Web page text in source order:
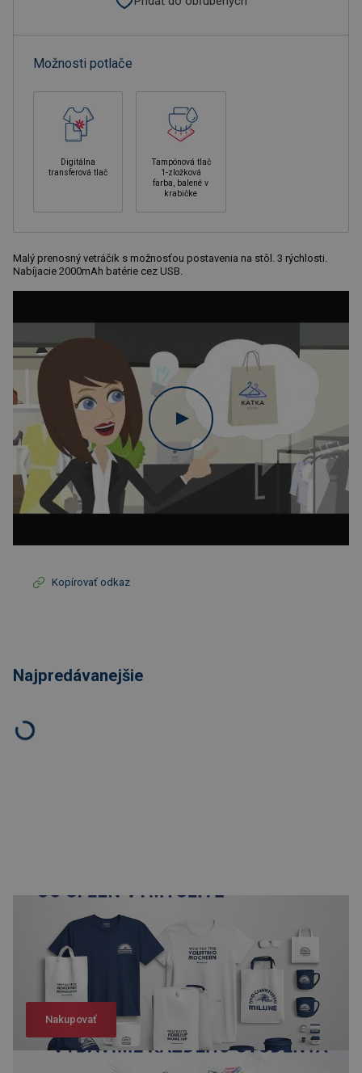
Možnosti potlače
Digitálna
transferová tlač
Tampónová tlač
1-zložková
farba, balené v
krabičke
Malý prenosný vetráčik s možnosťou postavenia na stôl. 3 rýchlosti.
Nabíjacie 2000mAh batérie cez USB.
Kopírovať odkaz
Najpredávanejšie
Nakupovať